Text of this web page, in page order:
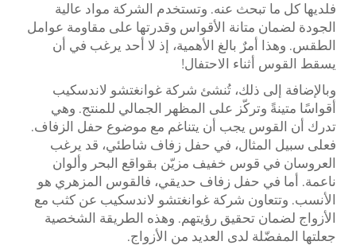
فلديها كل ما تبحث عنه. وتستخدم الشركة مواد عالية
الجودة لضمان متانة الأقواس وقدرتها على مقاومة عوامل
الطقس. وهذا أمرٌ بالغ الأهمية، إذ لا أحد يرغب في أن
يسقط القوس أثناء الاحتفال!
وبالإضافة إلى ذلك، تُنشئ شركة غوانغتشو لاندسكيب
أقواسًا متينةً وتركّز على المظهر الجمالي للمنتج. وهي
تدرك أن القوس يجب أن يتناغم مع موضوع حفل الزفاف.
فعلى سبيل المثال، في حفل زفاف شاطئي، قد يرغب
العروسان في قوس خفيف مزيّن بقواقع البحر وألوان
ناعمة. أما في حفل زفاف حديقي، فالقوس المزهري هو
الأنسب. وتتعاون شركة غوانغتشو لاندسكيب عن كثب مع
الأزواج لضمان تحقيق رؤيتهم. وهذه الطريقة الشخصية
جعلتها المفضّلة لدى العديد من الأزواج.